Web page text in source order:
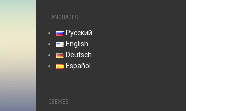
LANGUAGES
Русский
English
Deutsch
Español
СВЕЖЕЕ